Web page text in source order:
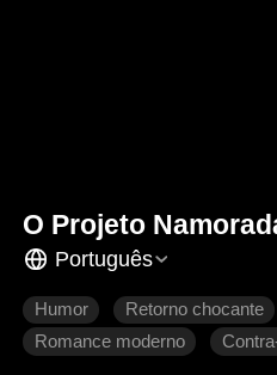
O Projeto
Português
Humor Retorno chocante
Romance moderno